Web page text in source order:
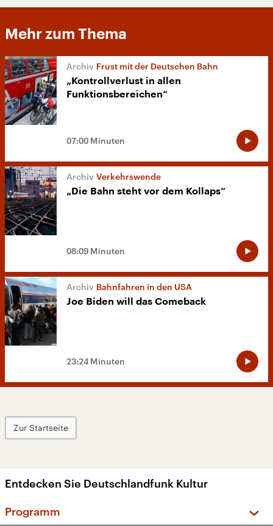
Mehr zum Thema
Frust mit der Deutschen Bahn
„Kontrollverlust in allen
Funktionsbereichen“
07:00 Minuten
Verkehrswende
„Die Bahn steht vor dem Kollaps“
08:09 Minuten
Bahnfahren in den USA
Joe Biden will das Comeback
23:24 Minuten
Zur Startseite
Entdecken Sie Deutschlandfunk Kultur
Programm